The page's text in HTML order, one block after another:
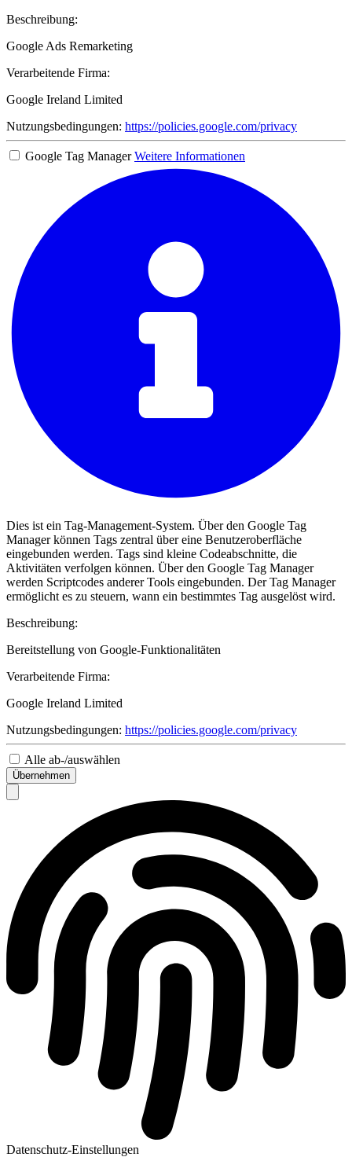
Beschreibung:
Google Ads Remarketing
Verarbeitende Firma:
Google Ireland Limited
Nutzungsbedingungen: https://policies.google.com/privacy
Google Tag Manager Weitere Informationen
Dies ist ein Tag-Management-System. Über den Google Tag
Manager können Tags zentral über eine Benutzeroberfläche
eingebunden werden. Tags sind kleine Codeabschnitte, die
Aktivitäten verfolgen können. Über den Google Tag Manager
werden Scriptcodes anderer Tools eingebunden. Der Tag Manager
ermöglicht es zu steuern, wann ein bestimmtes Tag ausgelöst wird.
Beschreibung:
Bereitstellung von Google-Funktionalitäten
Verarbeitende Firma:
Google Ireland Limited
Nutzungsbedingungen: https://policies.google.com/privacy
Alle ab-/auswählen
Übernehmen
Datenschutz-Einstellungen